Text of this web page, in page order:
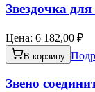
Звездочка
Цена: 6 182,00 ₽
В корзину
Звено